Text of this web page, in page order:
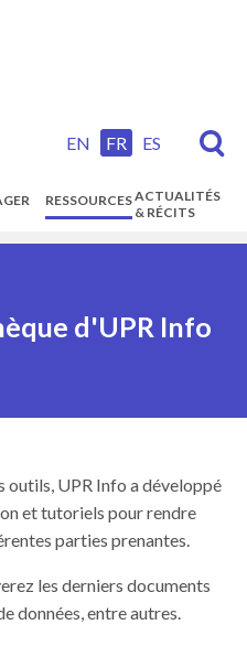
EN FR ES
RESSOURCESACTUALITÉS
& RÉCITS
d'UPR Info
outils, UPR Info a développé
et tutoriels pour rendre
parties prenantes.
les derniers documents
données, entre autres.